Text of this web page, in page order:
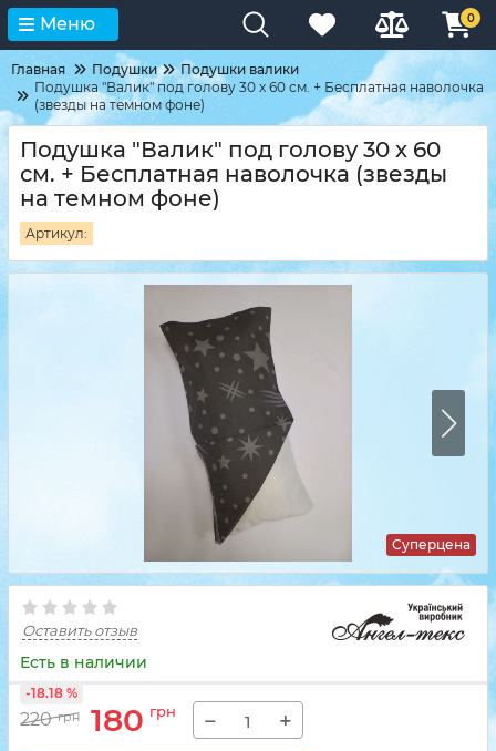
Меню 0
Главная Подушки
Подушки валики
Подушка "Валик" под голову 30 x 60 см. + Бесплатная наволочка
(звезды на темном фоне)
Подушка "Валик" под голову 30 x 60
см. + Бесплатная наволочка (звезды
на темном фоне)
Артикул:
Суперцена
Оставить отзыв
Есть в наличии
220 грн 180 грн
-18.18 %
− +